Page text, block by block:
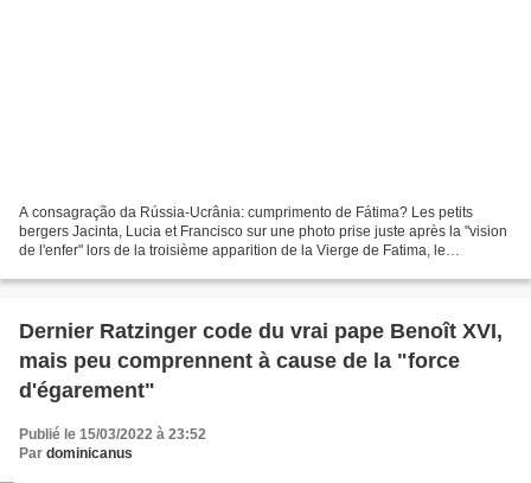
A consagração da Rússia-Ucrânia: cumprimento de Fátima? Les petits
bergers Jacinta, Lucia et Francisco sur une photo prise juste après la "vision
de l'enfer" lors de la troisième apparition de la Vierge de Fatima, le
Dernier Ratzinger code du vrai pape Benoît XVI,
mais peu comprennent à cause de la "force
d'égarement"
Publié le 15/03/2022 à 23:52
Par dominicanus